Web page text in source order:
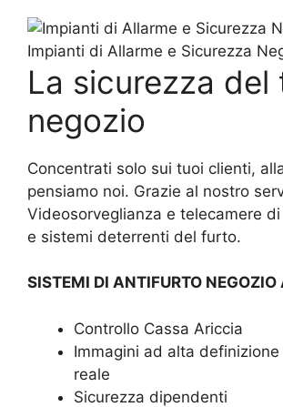
Impianti di Allarme e Sicurezza
La sicurezza del
negozio
Concentrati solo sui tuoi clienti,
pensiamo noi. Grazie al nostro
Videosorveglianza e telecamere
e sistemi deterrenti del furto.
SISTEMI DI ANTIFURTO
Controllo Cassa Ariccia
Immagini ad alta
reale
Sicurezza dipendenti